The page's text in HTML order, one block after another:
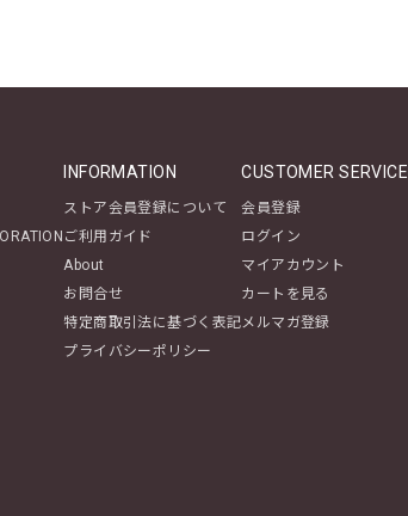
INFORMATION
ストア会員登録について
ご利用ガイド
About
お問合せ
特定商取引法に基づく表記
プライバシーポリシー
CUSTOMER SERVICE
会員登録
ログイン
マイアカウント
カートを見る
メルマガ登録